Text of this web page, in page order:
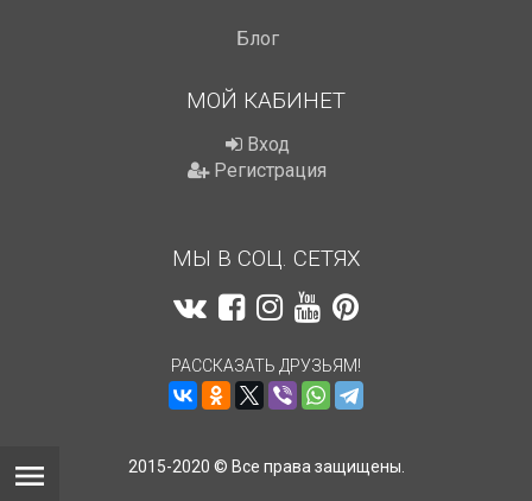
Блог
МОЙ КАБИНЕТ
Вход
Регистрация
МЫ В СОЦ. СЕТЯХ
РАССКАЗАТЬ ДРУЗЬЯМ!
2015-2020 © Все права защищены.